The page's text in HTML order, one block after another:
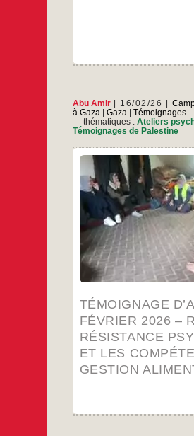
Abu Amir 16/02/26
à Gaza
Gaza
Témoignages
— thématiques : Ateliers
Témoignages de Palestine
TÉMOIGNAGE
FÉVRIER 2026 –
RÉSISTANCE
ET LES
GESTION
Compte-rendu,
moins deux ateliers
pour les femmes dans
soutien
camp d’Al-Durra ; la
matin lourd de
zone centrale, à
…
Témoignage
d’Abu
Amir,
14
2026
–
Renforcer
la
résistance
et
de
gestion